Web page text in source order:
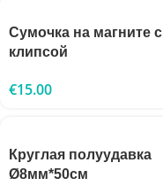
Сумочка на магните с
клипсой
€15.00
Круглая полуудавка
Ø8мм*50см